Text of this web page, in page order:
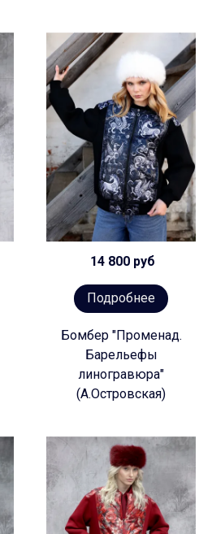
14 800 руб
Подробнее
Бомбер "Променад.
Барельефы
линогравюра"
(А.Островская)